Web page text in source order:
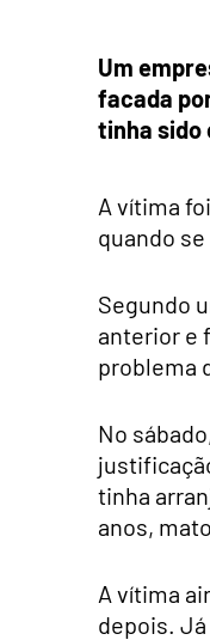
Um
facada
tinha sido
A vítima
quando se
Segundo
anterior e
problema
No
tinha
anos,
A vítima
depois. Já